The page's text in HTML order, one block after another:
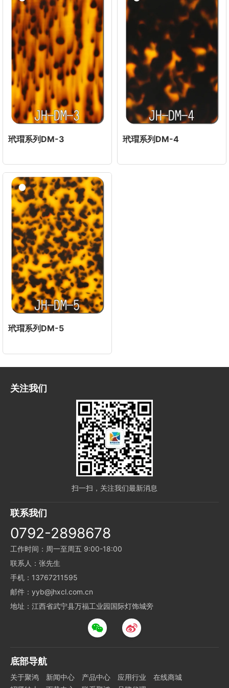
玳瑁系列DM-3 玳瑁系列DM-4
玳瑁系列DM-5
关注我们
扫一扫，关注我们最新消息
联系我们
0792-2898678
工作时间：周一至周五 9:00-18:00
联系人：张先生
手机：13767211595
邮件：yyb@jhxcl.com.cn
地址：江西省武宁县万福工业园国际灯饰城旁
底部导航
关于聚鸿 新闻中心 产品中心 应用行业
在线商城